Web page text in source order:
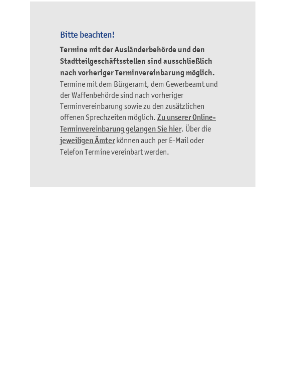
Bitte beachten!
Termine mit der Ausländerbehörde und den
Stadtteilgeschäftsstellen sind ausschließlich
nach vorheriger Terminvereinbarung möglich.
Termine mit dem Bürgeramt, dem Gewerbeamt und
der Waffenbehörde sind nach vorheriger
Terminvereinbarung sowie zu den zusätzlichen
offenen Sprechzeiten möglich. Zu unserer Online-
Terminvereinbarung gelangen Sie hier. Über die
jeweiligen Ämterkönnen auch per E-Mail oder
Telefon Termine vereinbart werden.